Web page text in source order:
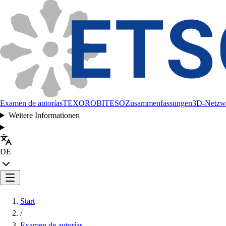
Examen de autoríasTEXOROBITESOZusammenfassungen3D-
Weitere Informationen
DE
Start
/